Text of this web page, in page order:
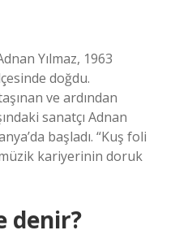
Yılmaz, 1963
doğdu.
ve ardından
sanatçı Adnan
başladı. “Kuş foli
müzik kariyerinin doruk
denir?